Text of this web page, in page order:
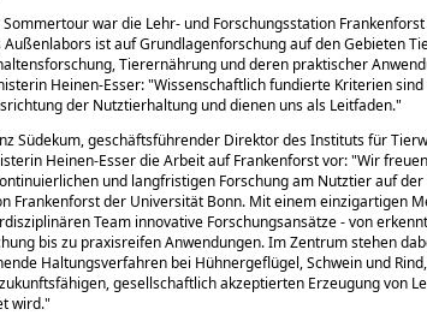
war die Lehr- und Forschungsstation
ist auf Grundlagenforschung auf den Gebieten
Tierernährung und deren praktischer
Heinen-Esser: Wissenschaftlich fundierte Kriterien
der Nutztierhaltung und dienen uns als Leitfaden.
Südekum, geschäftsführender Direktor des Instituts für
Heinen-Esser die Arbeit auf Frankenforst vor: Wir
und langfristigen Forschung am Nutztier auf der
Frankenforst der Universität Bonn. Mit einem einzigartigen
Team innovative Forschungsansätze - von
bis zu praxisreifen Anwendungen. Im Zentrum stehen
Haltungsverfahren bei Hühnergeflügel, Schwein und
gesellschaftlich akzeptierten Erzeugung von
wird.